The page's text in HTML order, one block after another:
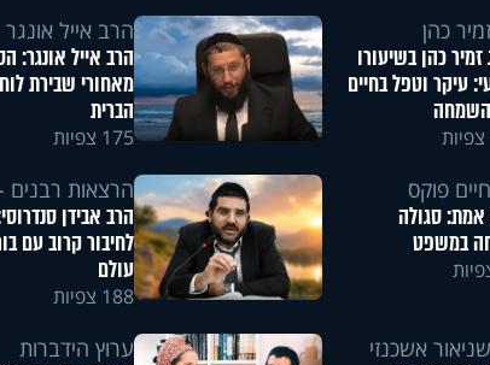
כהן
כהן בשיעורו
עיקר וטפל בחיים
הרב אייל אונגר
הרב אייל אונגר:
מאחורי שבירת
הברית
175 צפיות
פוקס
אמת: סגולה
במשפט
הרצאות רבנים
הרב אבידן
לחיבור קרוב עם
עולם
188 צפיות
אשכנזי ערוץ הידברות